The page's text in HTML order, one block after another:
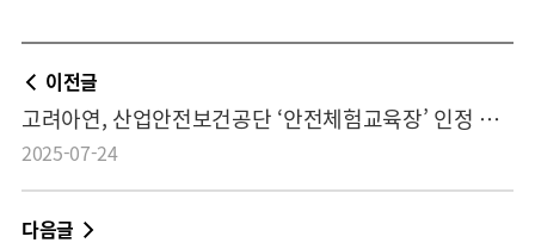
이전글
고려아연, 산업안전보건공단 ‘안전체험교육장’ 인정 획득…이론중심교육 탈피, 현장위험 적시 대응능력 제고 기대
2025-07-24
다음글